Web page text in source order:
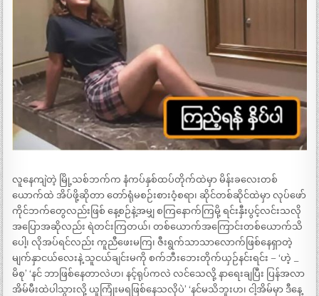
လူနေကျဲတဲ့ မြို့သစ်ဘက်က နံကပ်နှစ်ထပ်တိုက်ထဲမှာ မိန်းခလေးတစ်
ယောက်ထဲ အိပ်ဖို့ဆိုတာ တော်ရုံမစဉ်းစားဝံ့စရာ၊ ဆိုင်တစ်ဆိုင်ထဲမှာ လုပ်ဖော်
ကိုင်ဘက်တွေလည်းဖြစ် နေ့စဉ်နဲ့အမျှ စကြနောက်ကြမို့ ရင်းနှီးပွင့်လင်းသလို
အပြောအဆိုလည်း ရဲတင်းကြတယ်၊ တစ်ယောက်အကြောင်းတစ်ယောက်သိ
ပေါ့၊ လိုအပ်ရင်လည်း ကူညီဖေးမကြ၊ ဇီးရွက်သာသာလောက်ဖြစ်နေရှာတဲ့
မျက်နှာငယ်လေးနဲ့ သူငယ်ချင်းမကို စက်ဘီးဘေးတိုက်ယှဉ်နင်းရင်း – ‘ဟဲ့ _
မိစု’ ‘နင် ဘာဖြစ်နေတာလဲဟ၊ နင့်ရုပ်ကလဲ လင်သေလို့ နာရေးချပြီး ပြန်အလာ
အိမ်မီးထဲပါသွားလို့ ယူကြုံးမရဖြစ်နေသလိုပဲ’ ‘နင်မသိဘူးဟ၊ ငါ့အိမ်မှာ ဒီနေ့